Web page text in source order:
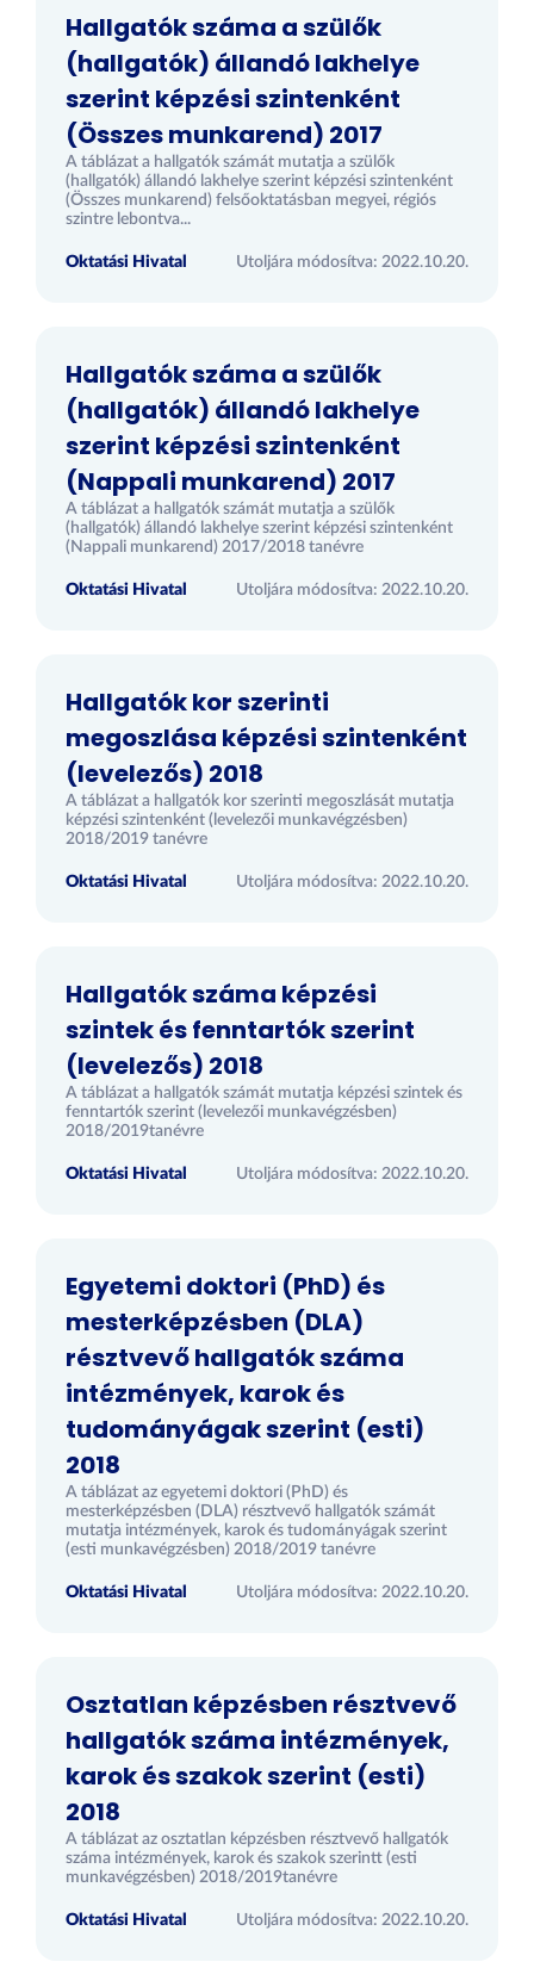
Hallgatók száma a szülők
(hallgatók) állandó lakhelye
szerint képzési szintenként
(Összes munkarend) 2017
A táblázat a hallgatók számát mutatja a szülők
(hallgatók) állandó lakhelye szerint képzési szintenként
(Összes munkarend) felsőoktatásban megyei, régiós
szintre lebontva...
Oktatási Hivatal Utoljára módosítva: 2022.10.20.
Hallgatók száma a szülők
(hallgatók) állandó lakhelye
szerint képzési szintenként
(Nappali munkarend) 2017
A táblázat a hallgatók számát mutatja a szülők
(hallgatók) állandó lakhelye szerint képzési szintenként
(Nappali munkarend) 2017/2018 tanévre
Oktatási Hivatal Utoljára módosítva: 2022.10.20.
Hallgatók kor szerinti
megoszlása képzési szintenként
(levelezős) 2018
A táblázat a hallgatók kor szerinti megoszlását mutatja
képzési szintenként (levelezői munkavégzésben)
2018/2019 tanévre
Oktatási Hivatal Utoljára módosítva: 2022.10.20.
Hallgatók száma képzési
szintek és fenntartók szerint
(levelezős) 2018
A táblázat a hallgatók számát mutatja képzési szintek és
fenntartók szerint (levelezői munkavégzésben)
2018/2019tanévre
Oktatási Hivatal Utoljára módosítva: 2022.10.20.
Egyetemi doktori (PhD) és
mesterképzésben (DLA)
résztvevő hallgatók száma
intézmények, karok és
tudományágak szerint (esti)
2018
A táblázat az egyetemi doktori (PhD) és
mesterképzésben (DLA) résztvevő hallgatók számát
mutatja intézmények, karok és tudományágak szerint
(esti munkavégzésben) 2018/2019 tanévre
Oktatási Hivatal Utoljára módosítva: 2022.10.20.
Osztatlan képzésben résztvevő
hallgatók száma intézmények,
karok és szakok szerint (esti)
2018
A táblázat az osztatlan képzésben résztvevő hallgatók
száma intézmények, karok és szakok szerintt (esti
munkavégzésben) 2018/2019tanévre
Oktatási Hivatal Utoljára módosítva: 2022.10.20.